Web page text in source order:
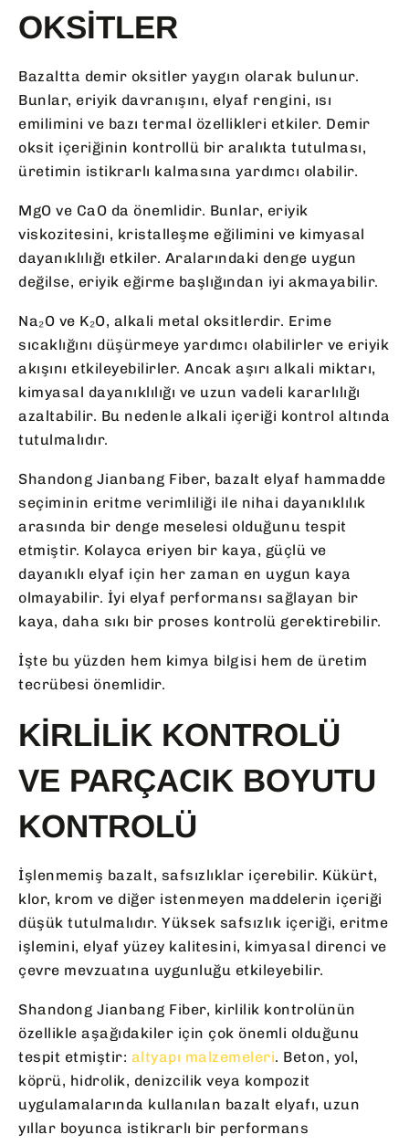
OKSITLER
Bazaltta demir oksitler yaygın olarak bulunur.
Bunlar, eriyik davranışını, elyaf rengini, ısı
emilimini ve bazı termal özellikleri etkiler. Demir
oksit içeriğinin kontrollü bir aralıkta tutulması,
üretimin istikrarlı kalmasına yardımcı olabilir.
MgO ve CaO da önemlidir. Bunlar, eriyik
viskozitesini, kristalleşme eğilimini ve kimyasal
dayanıklılığı etkiler. Aralarındaki denge uygun
değilse, eriyik eğirme başlığından iyi akmayabilir.
Na₂O ve K₂O, alkali metal oksitlerdir. Erime
sıcaklığını düşürmeye yardımcı olabilirler ve eriyik
akışını etkileyebilirler. Ancak aşırı alkali miktarı,
kimyasal dayanıklılığı ve uzun vadeli kararlılığı
azaltabilir. Bu nedenle alkali içeriği kontrol altında
tutulmalıdır.
Shandong Jianbang Fiber, bazalt elyaf hammadde
seçiminin eritme verimliliği ile nihai dayanıklılık
arasında bir denge meselesi olduğunu tespit
etmiştir. Kolayca eriyen bir kaya, güçlü ve
dayanıklı elyaf için her zaman en uygun kaya
olmayabilir. İyi elyaf performansı sağlayan bir
kaya, daha sıkı bir proses kontrolü gerektirebilir.
İşte bu yüzden hem kimya bilgisi hem de üretim
tecrübesi önemlidir.
KIRLILIK KONTROLÜ
VE PARÇACIK BOYUTU
KONTROLÜ
İşlenmemiş bazalt, safsızlıklar içerebilir. Kükürt,
klor, krom ve diğer istenmeyen maddelerin içeriği
düşük tutulmalıdır. Yüksek safsızlık içeriği, eritme
işlemini, elyaf yüzey kalitesini, kimyasal direnci ve
çevre mevzuatına uygunluğu etkileyebilir.
Shandong Jianbang Fiber, kirlilik kontrolünün
özellikle aşağıdakiler için çok önemli olduğunu
tespit etmiştir: altyapı malzemeleri. Beton, yol,
köprü, hidrolik, denizcilik veya kompozit
uygulamalarında kullanılan bazalt elyafı, uzun
yıllar boyunca istikrarlı bir performans